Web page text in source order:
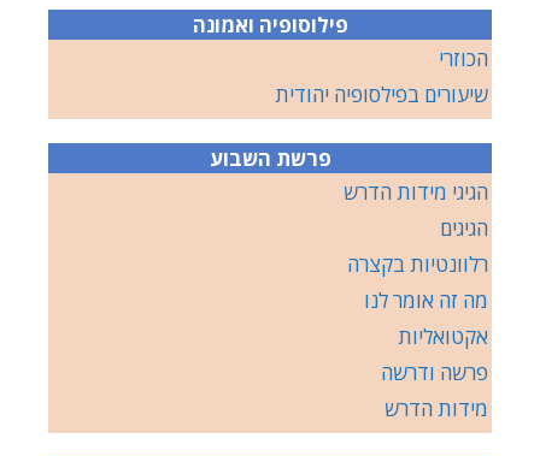
פילוסופיה ואמונה
הכוזרי
שיעורים בפילסופיה יהודית
פרשת השבוע
הגיגי מידות הדרש
הגיגים
רלוונטיות בקצרה
מה זה אומר לנו
אקטואליות
פרשה ודרשה
מידות הדרש